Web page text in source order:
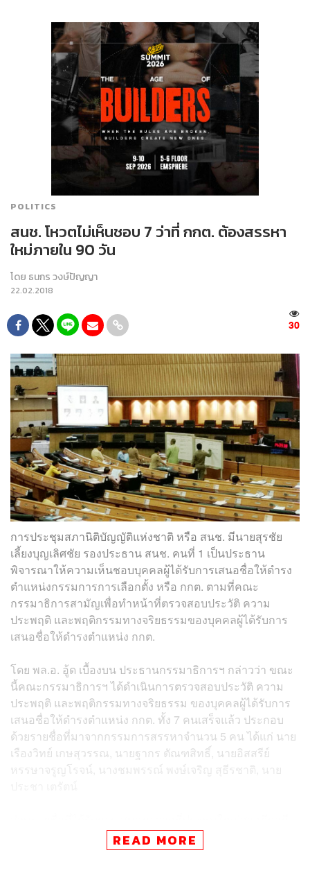
POLITICS
สนช. โหวตไม่เห็นชอบ 7 ว่าที่ กกต. ต้องสรรหา
ใหม่ภายใน 90 วัน
โดย ธนกร วงษ์ปัญญา
22.02.2018
30
การประชุมสภานิติบัญญัติแห่งชาติ หรือ สนช. มีนายสุรชัย
เลี้ยงบุญเลิศชัย รองประธาน สนช. คนที่ 1 เป็นประธาน
พิจารณาให้ความเห็นชอบบุคคลผู้ได้รับการเสนอชื่อให้ดำรง
ตำแหน่งกรรมการการเลือกตั้ง หรือ กกต. ตามที่คณะ
กรรมาธิการสามัญเพื่อทำหน้าที่ตรวจสอบประวัติ ความ
ประพฤติ และพฤติกรรมทางจริยธรรมของบุคคลผู้ได้รับการ
เสนอชื่อให้ดำรงตำแหน่ง กกต.
โดย พล.อ. อู้ด เบื้องบน ประธานกรรมาธิการฯ กล่าวว่า ขณะ
นี้คณะกรรมาธิการฯ ได้ดำเนินการตรวจสอบประวัติ ความ
ประพฤติ และพฤติกรรมทางจริยธรรม ของบุคคลผู้ได้รับการ
เสนอชื่อให้ดำรงตำแหน่ง กกต. ทั้ง 7 คนเสร็จแล้ว ประกอบ
ด้วยรายชื่อที่มาจากกรรมการสรรหาจำนวน 5 คน ได้แก่ นาย
เรืองวิทย์ เกษสุวรรณ, นายฐากร ตัณฑสิทธิ์, นายอิสสรีย์
หรรษาจรูญโรจน์, นางชมพรรณ์ พงษ์เจริญ สุธีรชาติ, นาย
จำนวน 2 คน ได้แก่ นายฉัตรไชย จันทร์พรายศรี, นายปกรณ์
มหรรณพ พร้อมทั้งขอให้ประธานที่ประชุมมีคำสั่งให้การ
READ MORE